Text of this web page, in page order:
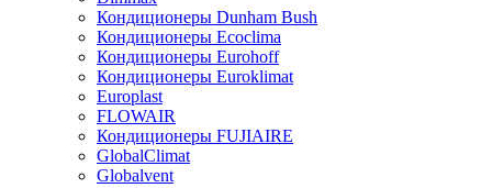
Кондиционеры Dunham Bush
Кондиционеры Ecoclima
Кондиционеры Eurohoff
Кондиционеры Euroklimat
Europlast
FLOWAIR
Кондиционеры FUJIAIRE
GlobalClimat
Globalvent